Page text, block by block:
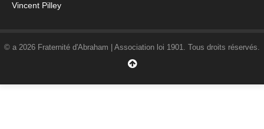
Vincent Pilley
© a 2026 Fraternité d'Abraham | Association loi 1901. Tous droits réservés.